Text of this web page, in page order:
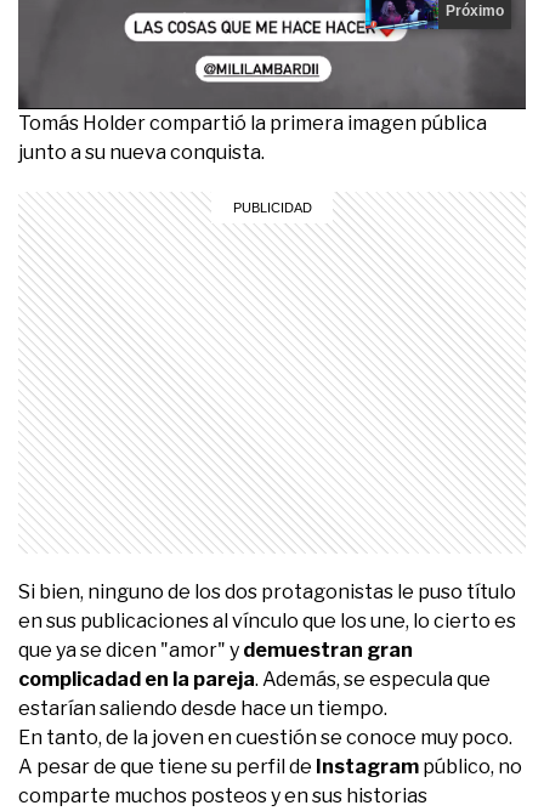
0
seconds
of
seconds
Próximo
Tomás Holder compartió la primera imagen pública
junto a su nueva conquista.
Si bien, ninguno de los dos protagonistas le puso título
en sus publicaciones al vínculo que los une, lo cierto es
que ya se dicen "amor" y demuestran gran
complicadad en la pareja. Además, se especula que
estarían saliendo desde hace un tiempo.
En tanto, de la joven en cuestión se conoce muy poco.
A pesar de que tiene su perfil de Instagram público, no
comparte muchos posteos y en sus historias